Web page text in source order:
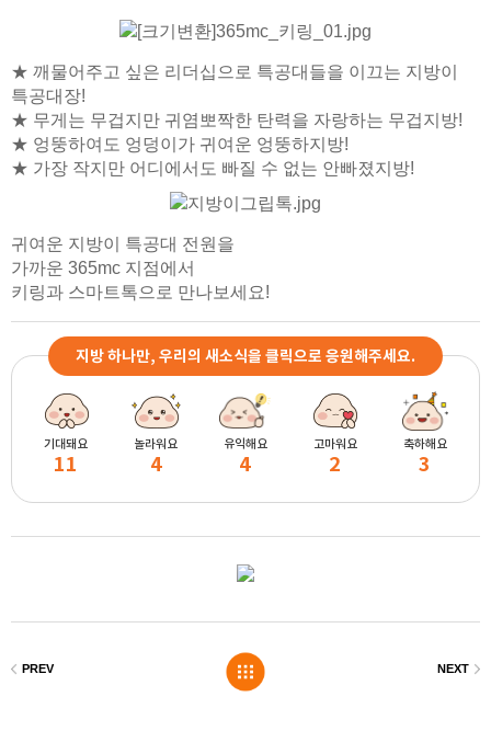
★ 깨물어주고 싶은 리더십으로 특공대들을 이끄는 지방이
특공대장!
★ 무게는 무겁지만 귀염뽀짝한 탄력을 자랑하는 무겁지방!
★ 엉뚱하여도 엉덩이가 귀여운 엉뚱하지방!
★ 가장 작지만 어디에서도 빠질 수 없는 안빠졌지방!
귀여운 지방이 특공대 전원을
가까운 365mc 지점에서
키링과 스마트톡으로 만나보세요!
지방 하나만, 우리의 새소식을 클릭으로 응원해주세요.
기대돼요
11
놀라워요
4
유익해요
4
고마워요
2
축하해요
3